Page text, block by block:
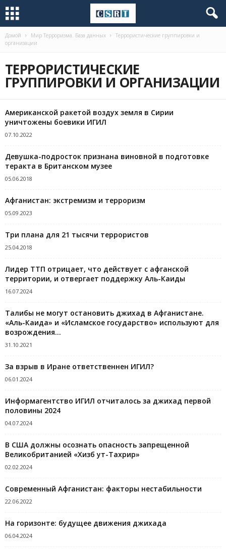
Домой Мир Терроризма. База данных
Террористические группировки и
организации
ТЕРРОРИСТИЧЕСКИЕ
ГРУППИРОВКИ И ОРГАНИЗАЦИИ
Американской ракетой воздух земля в Сирии
уничтожены боевики ИГИЛ
07.10.2022
Девушка-подросток признана виновной в подготовке
теракта в Британском музее
05.06.2018
Афганистан: экстремизм и терроризм
05.09.2023
Три плана для 21 тысячи террористов
25.04.2018
Лидер ТТП отрицает, что действует с афганской
территории, и отвергает поддержку Аль-Каиды
16.07.2024
Талибы не могут остановить джихад в Афганистане.
«Аль-Каида» и «Исламское государство» используют для
возрождения...
31.10.2021
За взрыв в Иране ответственнен ИГИЛ?
06.01.2024
Информагентство ИГИЛ отчиталось за джихад первой
половины 2024
04.07.2024
В США должны осознать опасность запрещенной
Великобританией «Хизб ут-Тахрир»
02.02.2024
Современный Афганистан: факторы нестабильности
22.06.2022
На горизонте: будущее движения джихада
06.04.2024